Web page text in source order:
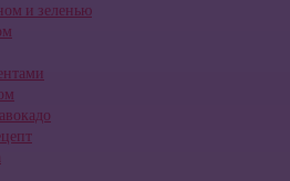
и зеленью